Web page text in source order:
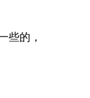
些的，